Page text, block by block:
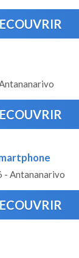
- Antananarivo